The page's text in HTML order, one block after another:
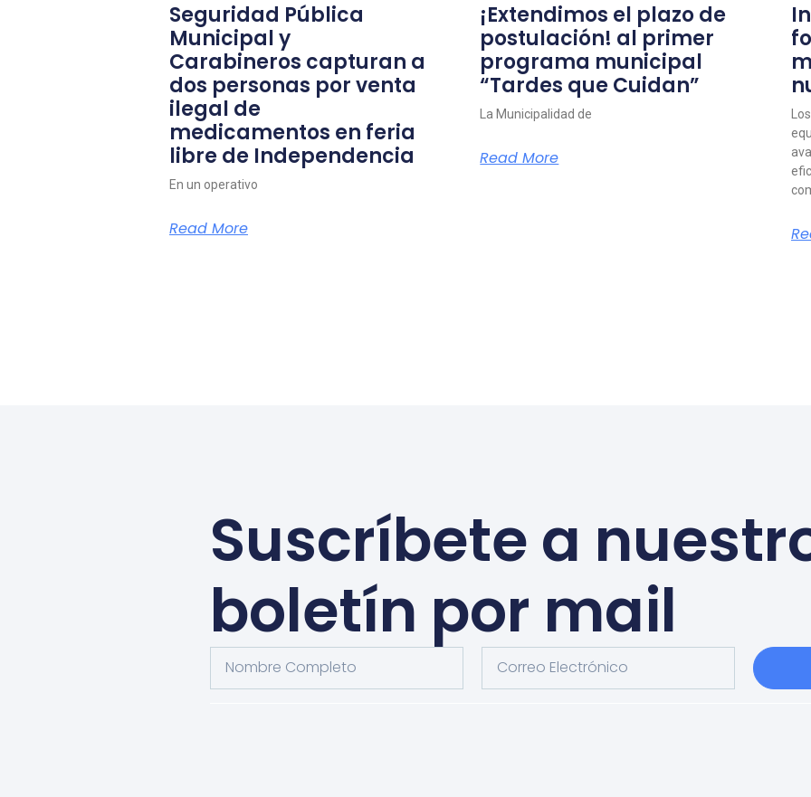
Seguridad Pública
Municipal y
Carabineros capturan a
dos personas por venta
ilegal de
medicamentos en feria
libre de Independencia
En un operativo
Read More
¡Extendimos el plazo de
postulación! al primer
programa municipal
“Tardes que Cuidan”
La Municipalidad de
Read More
Suscríbete a
boletín por mail